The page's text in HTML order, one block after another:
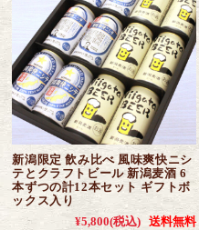
新潟限定 飲み比べ 風味爽快ニシ
テとクラフトビール 新潟麦酒 6
本ずつの計12本セット ギフトボ
ックス入り
¥5,800(税込) 送料無料